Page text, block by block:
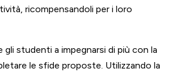
ricompensandoli per i loro
gli studenti a impegnarsi di più con la
le sfide proposte. Utilizzando la